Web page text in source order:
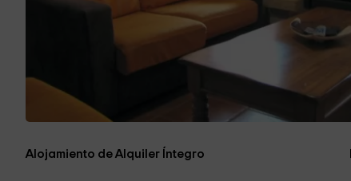
Alojamiento de Alquiler Íntegro